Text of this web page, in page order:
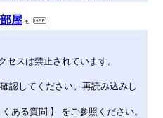
屋
セスは禁止されています。
認してください。再読み込みし
ある質問 】 をご参照ください。